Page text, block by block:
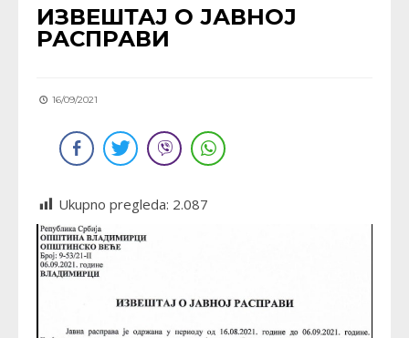
ИЗВЕШТАЈ О ЈАВНОЈ
РАСПРАВИ
16/09/2021
Ukupno pregleda: 2.087